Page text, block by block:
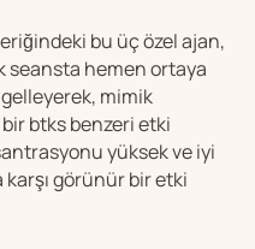
bu üç özel ajan,
seansta hemen ortaya
mimik
btks benzeri etki
yüksek ve iyi
karşı görünür bir etki